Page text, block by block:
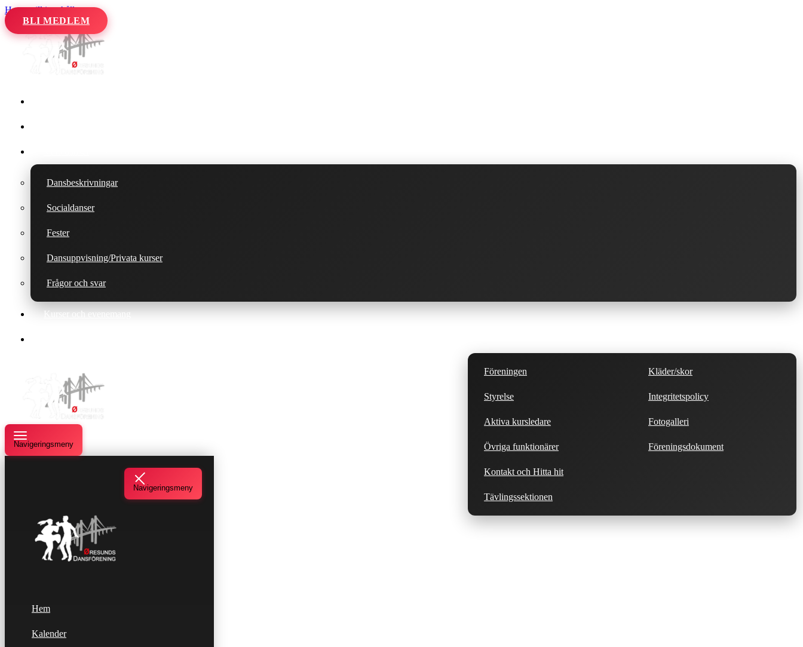
Hoppa till innehåll
BLI MEDLEM
Dansbeskrivningar
Socialdanser
Fester
Dansuppvisning/Privata kurser
Frågor och svar
Kurser och evenemang
Föreningen
Styrelse
Aktiva kursledare
Övriga funktionärer
Kontakt och Hitta hit
Tävlingssektionen
Kläder/skor
Integritetspolicy
Fotogalleri
Föreningsdokument
Navigeringsmeny
Navigeringsmeny
Hem
Kalender